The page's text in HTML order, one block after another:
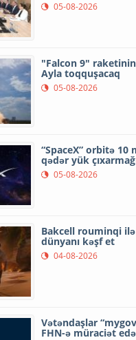
05-08-2026
"Falcon 9"
Ayla toqquşacaq
05-08-2026
“SpaceX” orbitə
qədər yük
05-08-2026
Bakcell rouminqi
dünyanı kəşf et
04-08-2026
Vətəndaşlar
FHN-ə müraciət